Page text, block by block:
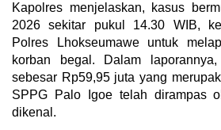
Kapolres menjelaskan, kasus
2026 sekitar pukul 14.30 WIB,
Polres Lhokseumawe untuk
korban begal. Dalam
sebesar Rp59,95 juta yang
SPPG Palo Igoe telah dirampas
dikenal.